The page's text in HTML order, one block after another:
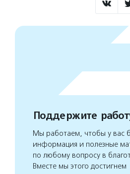
Поддержите
Мы работаем, чтобы у вас
информация и полезные
по любому вопросу в
Вместе мы этого достигнем